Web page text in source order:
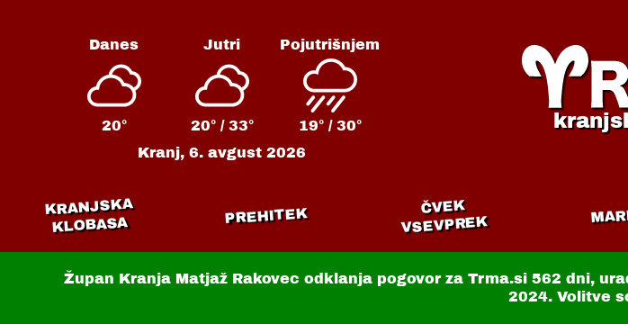
Danes
20°
Jutri
20° / 33°
Pojutrišnjem
19° / 30°
Kranj,6. avgust 2026
KRANJSKA
KLOBASA PREHITEK ČVEK
VSEVPREK
Župan Kranja Matjaž Rakovec odklanja pogovor za Trma.si 562 dni,
2024. Volitve